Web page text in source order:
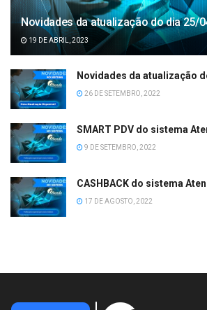
Novidades da atualização do dia 25/
19 DE ABRIL, 2023
Novidades da atualização
26 DE SETEMBRO, 2022
SMART PDV do sistema
9 DE SETEMBRO, 2022
CASHBACK do sistema
17 DE AGOSTO, 2022